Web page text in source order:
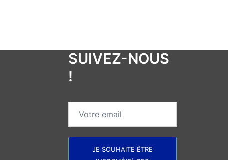
SUIVEZ-NOUS
!
JE SOUHAITE ÊTRE